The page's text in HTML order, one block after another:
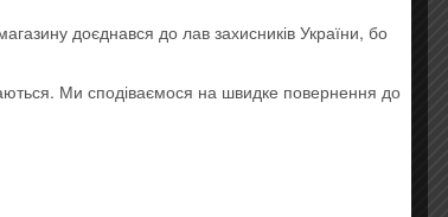
Lounge
Hip-hop
доєднався до лав захисників України, бо
Ми сподіваємося на швидке повернення до